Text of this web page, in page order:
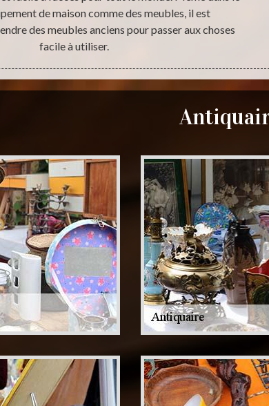
de maison comme des meubles, il est
des meubles anciens pour passer aux choses
facile à utiliser.